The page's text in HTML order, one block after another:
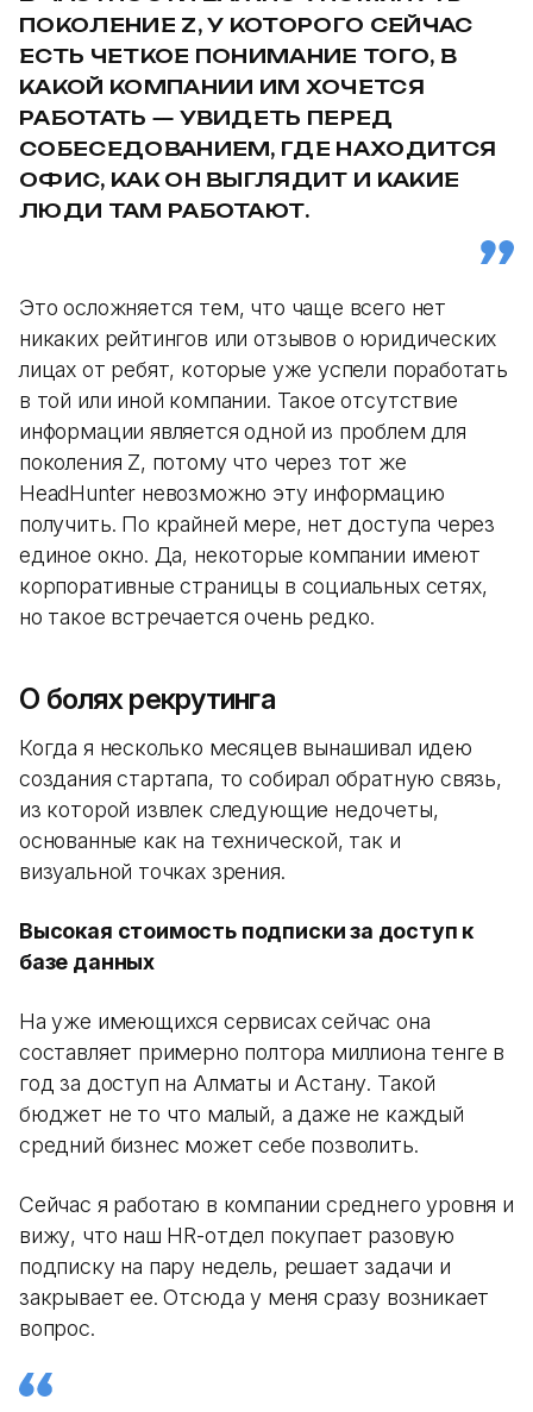
ПОКОЛЕНИЕ Z, У КОТОРОГО СЕЙЧАС
ЕСТЬ ЧЕТКОЕ ПОНИМАНИЕ ТОГО, В
КАКОЙ КОМПАНИИ ИМ ХОЧЕТСЯ
РАБОТАТЬ — УВИДЕТЬ ПЕРЕД
СОБЕСЕДОВАНИЕМ, ГДЕ НАХОДИТСЯ
ОФИС, КАК ОН ВЫГЛЯДИТ И КАКИЕ
ЛЮДИ ТАМ РАБОТАЮТ.
Это осложняется тем, что чаще всего нет
никаких рейтингов или отзывов о юридических
лицах от ребят, которые уже успели поработать
в той или иной компании. Такое отсутствие
информации является одной из проблем для
поколения Z, потому что через тот же
HeadHunter невозможно эту информацию
получить. По крайней мере, нет доступа через
единое окно. Да, некоторые компании имеют
корпоративные страницы в социальных сетях,
но такое встречается очень редко.
О болях рекрутинга
Когда я несколько месяцев вынашивал идею
создания стартапа, то собирал обратную связь,
из которой извлек следующие недочеты,
основанные как на технической, так и
визуальной точках зрения.
Высокая стоимость подписки за доступ к
базе данных
На уже имеющихся сервисах сейчас она
составляет примерно полтора миллиона тенге в
год за доступ на Алматы и Астану. Такой
бюджет не то что малый, а даже не каждый
средний бизнес может себе позволить.
Сейчас я работаю в компании среднего уровня и
вижу, что наш HR-отдел покупает разовую
подписку на пару недель, решает задачи и
закрывает ее. Отсюда у меня сразу возникает
вопрос.